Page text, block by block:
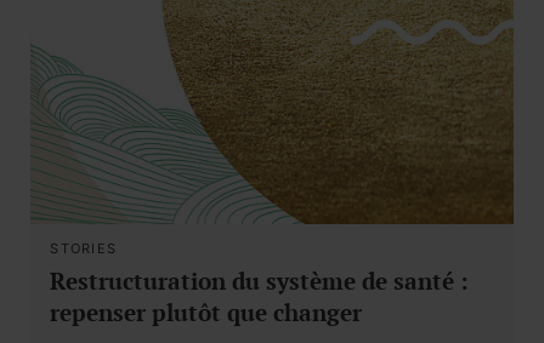
STORIES
Restructuration du système de santé :
repenser plutôt que changer